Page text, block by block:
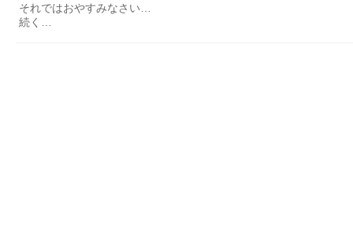
それではおやすみなさい…
続く…